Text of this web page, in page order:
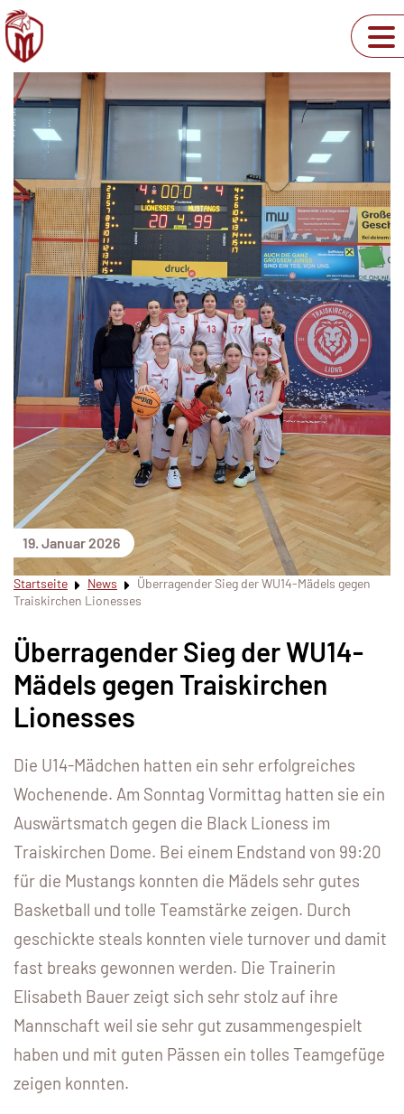
19. Januar 2026
Startseite News
Überragender Sieg der WU14-Mädels gegen
Traiskirchen Lionesses
Überragender Sieg der WU14-
Mädels gegen Traiskirchen
Lionesses
Die U14-Mädchen hatten ein sehr erfolgreiches
Wochenende. Am Sonntag Vormittag hatten sie ein
Auswärtsmatch gegen die Black Lioness im
Traiskirchen Dome. Bei einem Endstand von 99:20
für die Mustangs konnten die Mädels sehr gutes
Basketball und tolle Teamstärke zeigen. Durch
geschickte steals konnten viele turnover und damit
fast breaks gewonnen werden. Die Trainerin
Elisabeth Bauer zeigt sich sehr stolz auf ihre
Mannschaft weil sie sehr gut zusammengespielt
haben und mit guten Pässen ein tolles Teamgefüge
zeigen konnten.